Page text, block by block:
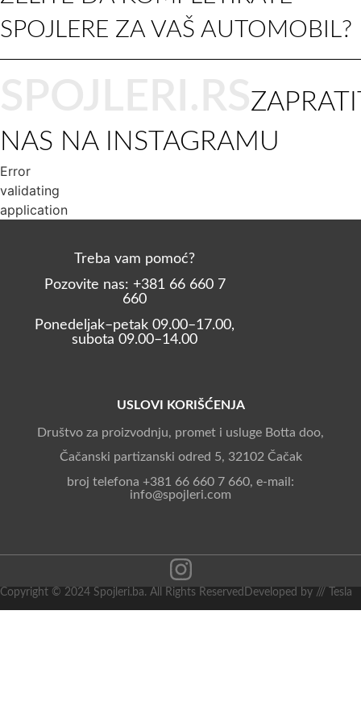
SPOJLERE ZA VAŠ AUTOMOBIL?
NAS NA INSTAGRAMU
Error
validating
application
USLOVI KORIŠĆENJA
Društvo za proizvodnju, promet i usluge Botta doo,
Čačanski partizanski odred 5, 32102 Čačak
broj telefona +381 66 660 7 660, e-mail:
info@spojleri.com
Treba vam pomoć?
Pozovite nas: +381 66 660 7
660
Ponedeljak–petak 09.00–17.00,
subota 09.00–14.00
Copyright © 2024 Spojleri.ba. All Rights Reserved Developed by /// Tesla